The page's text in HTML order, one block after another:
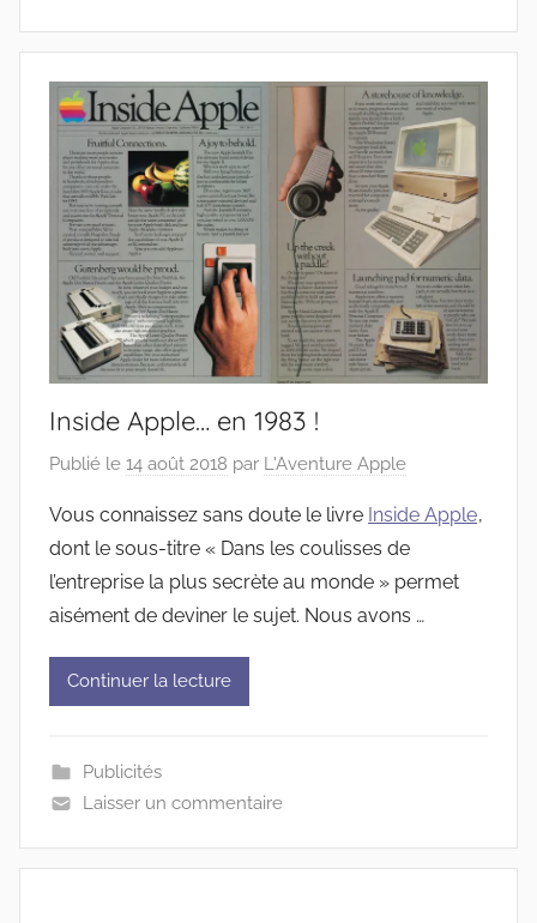
Inside Apple… en 1983 !
Publié le 14 août 2018 par L'Aventure Apple
Vous connaissez sans doute le livre Inside Apple,
dont le sous-titre « Dans les coulisses de
l’entreprise la plus secrète au monde » permet
aisément de deviner le sujet. Nous avons …
Continuer la lecture
Publicités
Laisser un commentaire